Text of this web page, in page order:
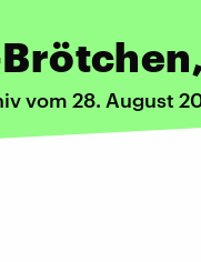
vom 28. August